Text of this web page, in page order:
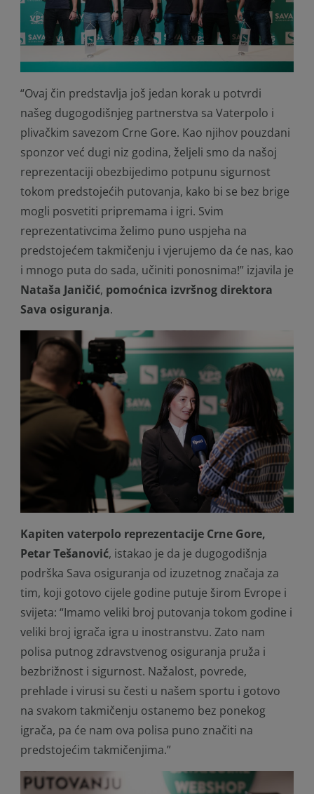
“Ovaj čin predstavlja još jedan korak u potvrdi
našeg dugogodišnjeg partnerstva sa Vaterpolo i
plivačkim savezom Crne Gore. Kao njihov pouzdani
sponzor već dugi niz godina, željeli smo da našoj
reprezentaciji obezbijedimo potpunu sigurnost
tokom predstojećih putovanja, kako bi se bez brige
mogli posvetiti pripremama i igri. Svim
reprezentativcima želimo puno uspjeha na
predstojećem takmičenju i vjerujemo da će nas, kao
i mnogo puta do sada, učiniti ponosnima!” izjavila je
Nataša Janičić, pomoćnica izvršnog direktora
Sava osiguranja.
Kapiten vaterpolo reprezentacije Crne Gore,
Petar Tešanović, istakao je da je dugogodišnja
podrška Sava osiguranja od izuzetnog značaja za
tim, koji gotovo cijele godine putuje širom Evrope i
svijeta: “Imamo veliki broj putovanja tokom godine i
veliki broj igrača igra u inostranstvu. Zato nam
polisa putnog zdravstvenog osiguranja pruža i
bezbrižnost i sigurnost. Nažalost, povrede,
prehlade i virusi su česti u našem sportu i gotovo
na svakom takmičenju ostanemo bez ponekog
igrača, pa će nam ova polisa puno značiti na
predstojećim takmičenjima.”